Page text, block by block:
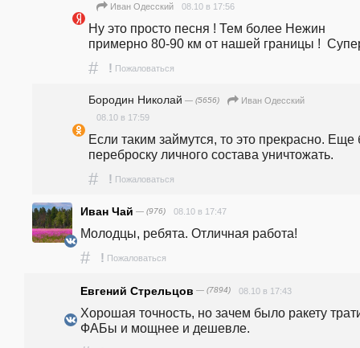
Иван Одесский 08.10 в 17:56
Ну это просто песня ! Тем более Нежин
примерно 80-90 км от нашей границы !
# ! Пожаловаться
Бородин Николай — (5656)
Иван Одесский
08.10 в 17:59
Если таким займутся, то это прекрасно. Еще
переброску личного состава уничтожать.
# ! Пожаловаться
Иван Чай — (976) 08.10 в 17:47
Молодцы, ребята. Отличная работа!
# ! Пожаловаться
Евгений Стрельцов — (7894) 08.10 в 17:43
Хорошая точность, но зачем было ракету
ФАБы и мощнее и дешевле.